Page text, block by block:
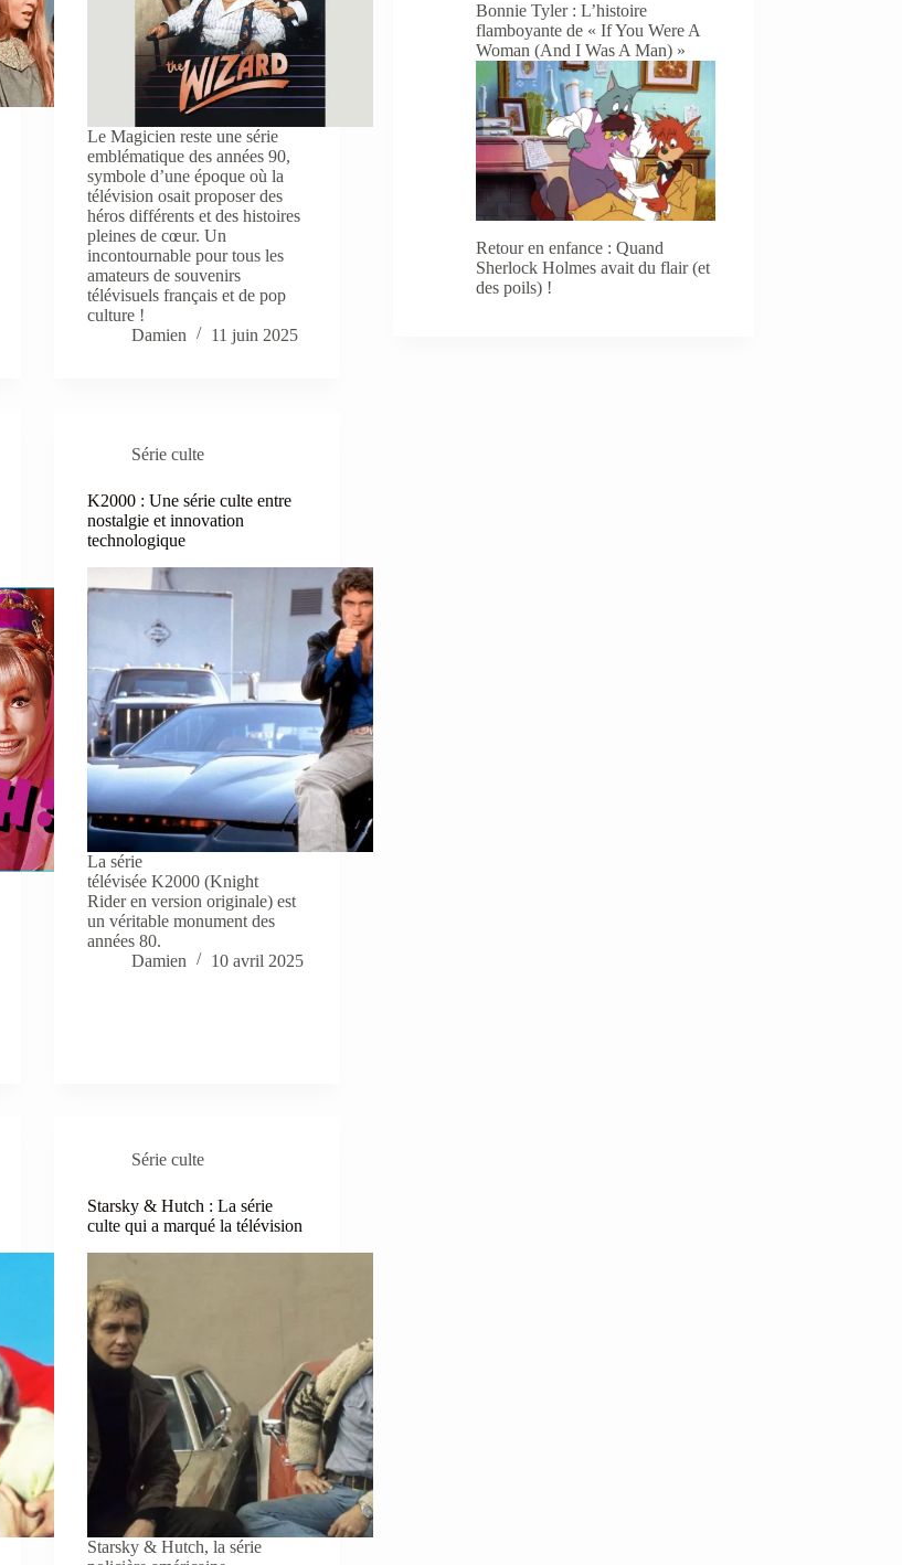
Le Magicien reste une série
emblématique des années 90,
symbole d’une époque où la
télévision osait proposer des
héros différents et des histoires
pleines de cœur. Un
incontournable pour tous les
amateurs de souvenirs
télévisuels français et de pop
culture !
Damien
11 juin 2025
Série culte
K2000 : Une série culte entre
nostalgie et innovation
technologique
La série
télévisée K2000 (Knight
Rider en version originale) est
un véritable monument des
années 80.
Damien
10 avril 2025
Série culte
Starsky & Hutch : La série
culte qui a marqué la télévision
Starsky & Hutch, la série
Bonnie Tyler : L’histoire
flamboyante de « If You Were A
Woman (And I Was A Man) »
Retour en enfance : Quand
Sherlock Holmes avait du flair (et
des poils) !